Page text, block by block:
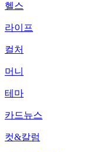
헬스
라이프
컬처
머니
테마
카드뉴스
컷&칼럼